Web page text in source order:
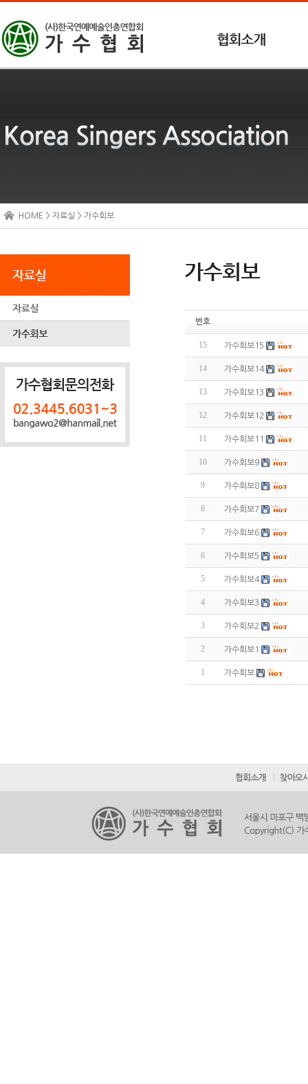
HOME > 자료실 > 가수회보
번호
15 가수회보15
14 가수회보14
13 가수회보13
12 가수회보12
11 가수회보11
10 가수회보9
9 가수회보8
8 가수회보7
7 가수회보6
6 가수회보5
5 가수회보4
4 가수회보3
3 가수회보2
2 가수회보1
1 가수회보